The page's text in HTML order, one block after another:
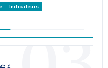
Indicateurs